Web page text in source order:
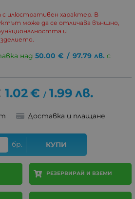
илюстративен характер. В
може да се отличава външно,
и
над 50.00 € / 97.79 лв. с
1.02€ / 1.99 лв.
Доставка и плащане
бр. КУПИ
РЕЗЕРВИРАЙ И ВЗЕМИ